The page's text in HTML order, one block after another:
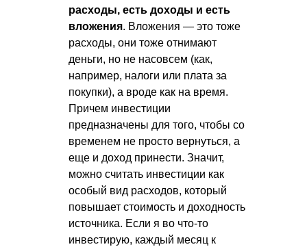
расходы, есть доходы и есть
вложения. Вложения — это тоже
расходы, они тоже отнимают
деньги, но не насовсем (как,
например, налоги или плата за
покупки), а вроде как на время.
Причем инвестиции
предназначены для того, чтобы со
временем не просто вернуться, а
еще и доход принести. Значит,
можно считать инвестиции как
особый вид расходов, который
повышает стоимость и доходность
источника. Если я во что-то
инвестирую, каждый месяц к